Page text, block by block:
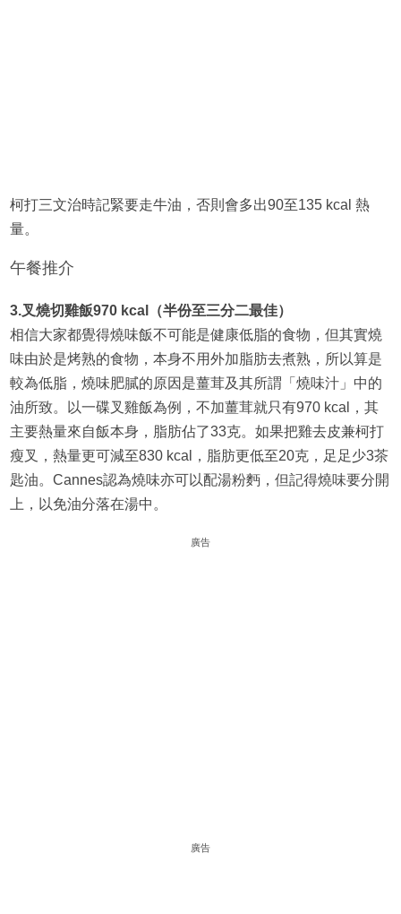
柯打三文治時記緊要走牛油，否則會多出90至135 kcal 熱
量。
午餐推介
3.叉燒切雞飯970 kcal（半份至三分二最佳）
相信大家都覺得燒味飯不可能是健康低脂的食物，但其實燒
味由於是烤熟的食物，本身不用外加脂肪去煮熟，所以算是
較為低脂，燒味肥膩的原因是薑茸及其所謂「燒味汁」中的
油所致。以一碟叉雞飯為例，不加薑茸就只有970 kcal，其
主要熱量來自飯本身，脂肪佔了33克。如果把雞去皮兼柯打
瘦叉，熱量更可減至830 kcal，脂肪更低至20克，足足少3茶
匙油。Cannes認為燒味亦可以配湯粉麪，但記得燒味要分開
上，以免油分落在湯中。
廣告
廣告